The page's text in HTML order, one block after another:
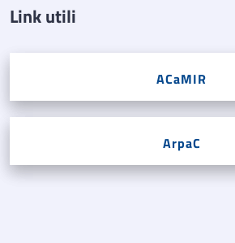
Link utili
ACaMIR
ArpaC